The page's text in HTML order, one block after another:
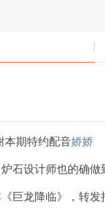
本期特约配音娇娇
石设计师也的确
巨龙降临》，转发